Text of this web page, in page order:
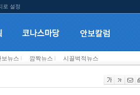
로 설정
보뉴스 깜짝뉴스 시끌벅적뉴스